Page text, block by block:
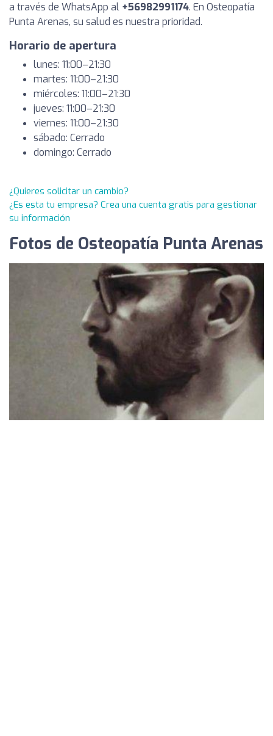
a través de WhatsApp al +56982991174. En Osteopatía
Punta Arenas, su salud es nuestra prioridad.
Horario de apertura
lunes: 11:00–21:30
martes: 11:00–21:30
miércoles: 11:00–21:30
jueves: 11:00–21:30
viernes: 11:00–21:30
sábado: Cerrado
domingo: Cerrado
¿Quieres solicitar un cambio?
¿Es esta tu empresa? Crea una cuenta gratis para gestionar
su información
Fotos de Osteopatía Punta Arenas